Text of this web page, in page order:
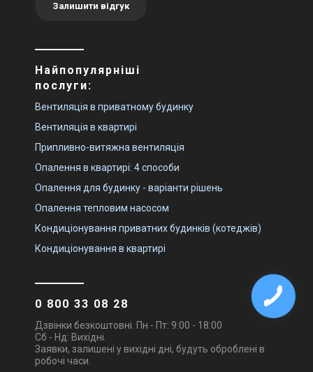
Залишити відгук
Найпопулярніші
послуги:
Вентиляція в приватному будинку
Вентиляція в квартирі
Припливно-витяжна вентиляція
Опалення в квартирі: 4 способи
Опалення для будинку - варіанти рішень
Опалення тепловим насосом
Кондиціонування приватних будинків (котеджів)
Кондиціонування в квартирі
0 800 33 08 28
Дзвінки безкоштовні. Пн - Пт: 9:00 - 18:00
Сб - Нд: Вихідні.
Заявки, залишені у вихідні дні, будуть оброблені в
робочі часи.